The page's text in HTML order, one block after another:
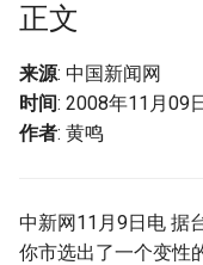
a
l
i
n
请选择您看到这篇新
摘要与附加信息
正文
来源: 中国新闻网
时间: 2008年11月09
作者: 黄鸣
中新网11月9日电 据
你市选出了一个变性